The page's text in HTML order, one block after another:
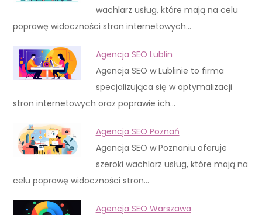
wachlarz usług, które mają na celu
poprawę widoczności stron internetowych…
Agencja SEO Lublin
Agencja SEO w Lublinie to firma
specjalizująca się w optymalizacji
stron internetowych oraz poprawie ich…
Agencja SEO Poznań
Agencja SEO w Poznaniu oferuje
szeroki wachlarz usług, które mają na
celu poprawę widoczności stron…
Agencja SEO Warszawa